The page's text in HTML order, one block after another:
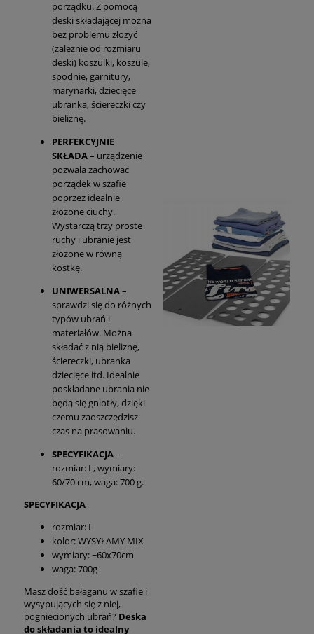
porządku. Z pomocą
deski składającej można
bez problemu złożyć
(zależnie od rozmiaru
deski) koszulki, koszule,
spodnie, garnitury,
marynarki, dziecięce
ubranka, ściereczki czy
bieliznę.
PERFEKCYJNIE
SKŁADA– urządzenie
pozwala zachować
porządek w szafie
poprzez idealnie
złożone ciuchy.
Wystarczą trzy proste
ruchy i ubranie jest
złożone w równą
kostkę.
UNIWERSALNA–
sprawdzi się do różnych
typów ubrań i
materiałów. Można
składać z nią bieliznę,
ściereczki, ubranka
dziecięce itd. Idealnie
poskładane ubrania nie
będą się gniotły, dzięki
czemu zaoszczędzisz
czas na prasowaniu.
SPECYFIKACJA–
rozmiar: L, wymiary:
60/70 cm, waga: 700 g.
SPECYFIKACJA
rozmiar: L
kolor: WYSYŁAMY MIX
wymiary: ~60x70cm
waga: 700g
Masz dość bałaganu w szafie i
wysypujących się z niej,
pogniecionych ubrań? Deska
do składania to idealny